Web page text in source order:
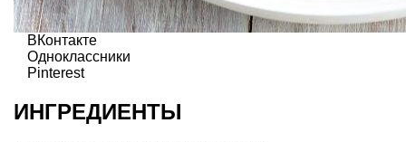
ВКонтакте
Одноклассники
Pinterest
ИНГРЕДИЕНТЫ